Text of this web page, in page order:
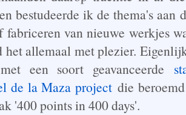
bestudeerde ik de thema's aan
fabriceren van nieuwe werkjes
het allemaal met plezier.
een soort geavanceerde
de la Maza project die
'400 points in 400 days'.